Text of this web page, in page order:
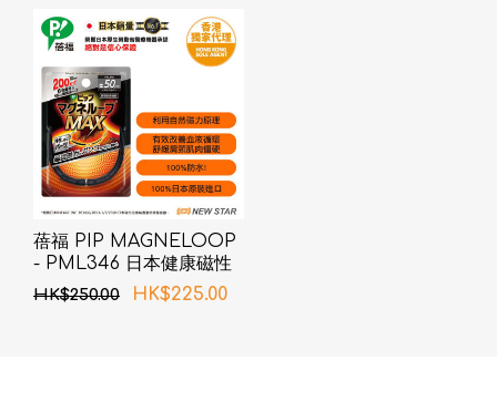
蓓福 PIP MAGNELOOP
- PML346 日本健康磁性
鎮痛頸環 黑色 50cm
HK$250.00 HK$225.00